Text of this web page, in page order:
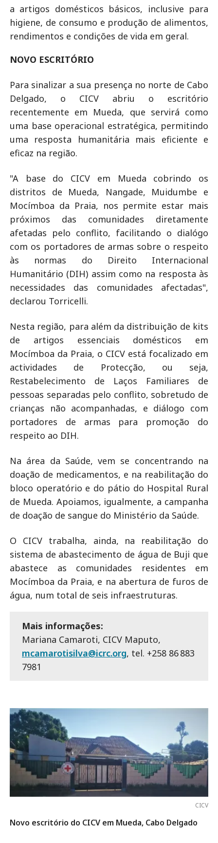
a artigos domésticos básicos, inclusive para
higiene, de consumo e produção de alimentos,
rendimentos e condições de vida em geral.
NOVO ESCRITÓRIO
Para sinalizar a sua presença no norte de Cabo
Delgado, o CICV abriu o escritório
recentemente em Mueda, que servirá como
uma base operacional estratégica, permitindo
uma resposta humanitária mais eficiente e
eficaz na região.
"A base do CICV em Mueda cobrindo os
distritos de Mueda, Nangade, Muidumbe e
Mocímboa da Praia, nos permite estar mais
próximos das comunidades diretamente
afetadas pelo conflito, facilitando o dialógo
com os portadores de armas sobre o respeito
às normas do Direito Internacional
Humanitário (DIH) assim como na resposta às
necessidades das comunidades afectadas",
declarou Torricelli.
Nesta região, para além da distribuição de kits
de artigos essenciais domésticos em
Mocímboa da Praia, o CICV está focalizado em
actividades de Protecção, ou seja,
Restabelecimento de Laços Familiares de
pessoas separadas pelo conflito, sobretudo de
crianças não acompanhadas, e diálogo com
portadores de armas para promoção do
respeito ao DIH.
Na área da Saúde, vem se concentrando na
doação de medicamentos, e na reabilitação do
bloco operatório e do pátio do Hospital Rural
de Mueda. Apoiamos, igualmente, a campanha
de doação de sangue do Ministério da Saúde.
O CICV trabalha, ainda, na reabilitação do
sistema de abastecimento de água de Buji que
abastece as comunidades residentes em
Mocímboa da Praia, e na abertura de furos de
água, num total de seis infraestruturas.
Mais informações:
Mariana Camaroti, CICV Maputo,
mcamarotisilva@icrc.org, tel. +258 86 883
7981
CICV
Novo escritório do CICV em Mueda, Cabo Delgado